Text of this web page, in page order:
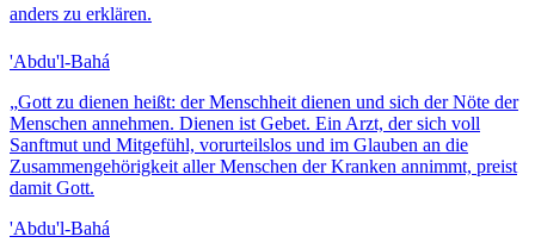
anders zu erklären.
'Abdu'l-Bahá
„Gott zu dienen heißt: der Menschheit dienen und sich der Nöte der
Menschen annehmen. Dienen ist Gebet. Ein Arzt, der sich voll
Sanftmut und Mitgefühl, vorurteilslos und im Glauben an die
Zusammengehörigkeit aller Menschen der Kranken annimmt, preist
damit Gott.
'Abdu'l-Bahá